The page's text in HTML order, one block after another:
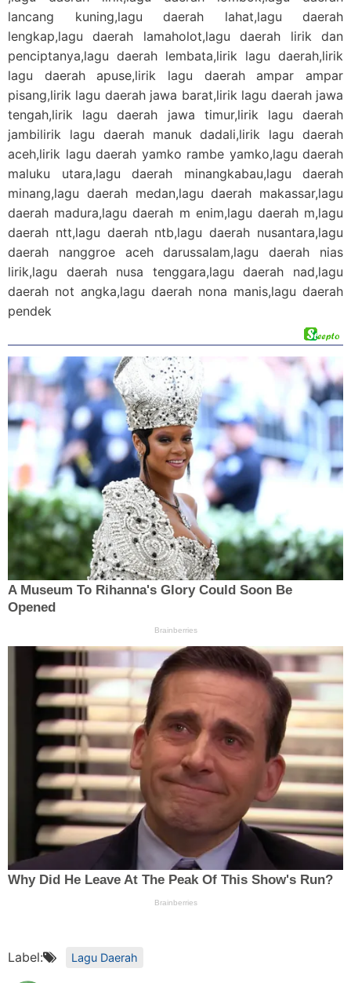
lancang kuning,lagu daerah lahat,lagu daerah
lengkap,lagu daerah lamaholot,lagu daerah lirik dan
penciptanya,lagu daerah lembata,lirik lagu daerah,lirik
lagu daerah apuse,lirik lagu daerah ampar ampar
pisang,lirik lagu daerah jawa barat,lirik lagu daerah jawa
tengah,lirik lagu daerah jawa timur,lirik lagu daerah
jambilirik lagu daerah manuk dadali,lirik lagu daerah
aceh,lirik lagu daerah yamko rambe yamko,lagu daerah
maluku utara,lagu daerah minangkabau,lagu daerah
minang,lagu daerah medan,lagu daerah makassar,lagu
daerah madura,lagu daerah m enim,lagu daerah m,lagu
daerah ntt,lagu daerah ntb,lagu daerah nusantara,lagu
daerah nanggroe aceh darussalam,lagu daerah nias
lirik,lagu daerah nusa tenggara,lagu daerah nad,lagu
daerah not angka,lagu daerah nona manis,lagu daerah
pendek
Label: Lagu Daerah